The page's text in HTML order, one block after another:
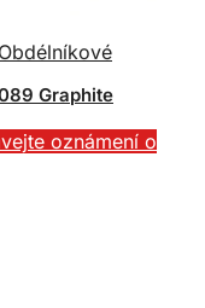
Obdélníkové
Graphite
oznámení o